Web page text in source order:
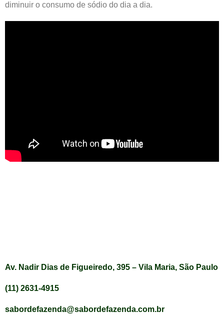
diminuir o consumo de sódio do dia a dia.
Av. Nadir Dias de Figueiredo, 395 – Vila Maria, São Paulo
(11) 2631-4915
sabordefazenda@sabordefazenda.com.br